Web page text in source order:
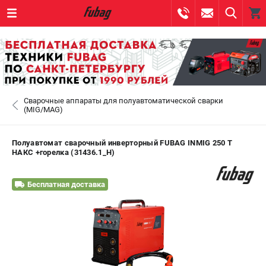
ВХОД ИЛИ РЕГИСТРАЦИЯ
+7 (812) 317-60-57 - ЗАКАЗ ИЗДЕЛИЙ
САНКТ-ПЕТЕРБУРГ
0 ₽
Сварочные аппараты для полуавтоматической сварки
(MIG/MAG)
Полуавтомат сварочный инверторный FUBAG INMIG 250 Т
НАКС +горелка (31436.1_Н)
Бесплатная доставка